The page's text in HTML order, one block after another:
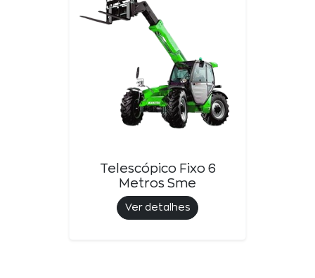
Telescópico Fixo 6
Metros Sme
Ver detalhes